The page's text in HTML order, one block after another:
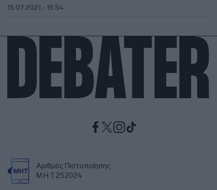
15.07.2021 - 15:54
Αριθμός Πιστοποίησης
Μ.Η.Τ.252024